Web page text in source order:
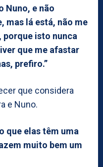
Nuno, e não
mas lá está, não me
isto nunca
que me afastar
prefiro.”
que considera
e Nuno.
que elas têm uma
muito bem um